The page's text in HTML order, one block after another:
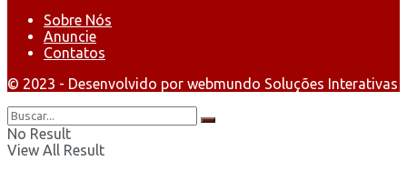
Sobre Nós
Anuncie
Contatos
© 2023 - Desenvolvido por webmundo Soluções Interativas
No Result
View All Result